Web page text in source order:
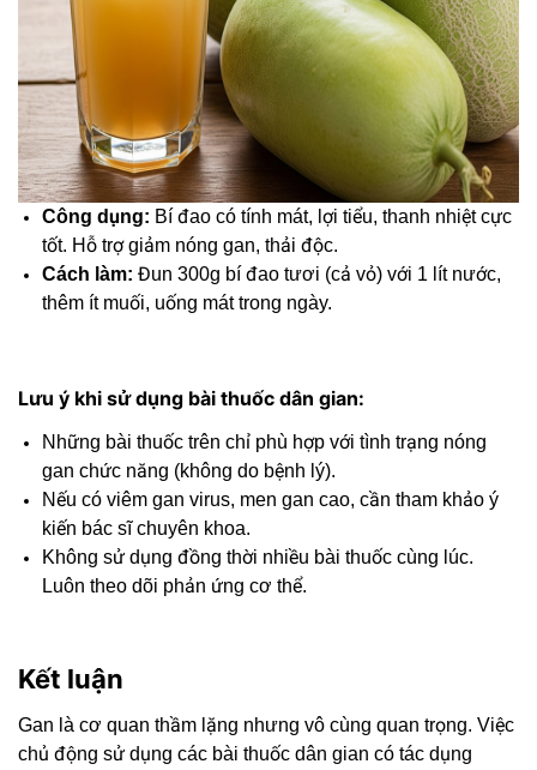
Công dụng: Bí đao có tính mát, lợi tiểu, thanh nhiệt cực
tốt. Hỗ trợ giảm nóng gan, thải độc.
Cách làm: Đun 300g bí đao tươi (cả vỏ) với 1 lít nước,
thêm ít muối, uống mát trong ngày.
Lưu ý khi sử dụng bài thuốc dân gian:
Những bài thuốc trên chỉ phù hợp với tình trạng nóng
gan chức năng (không do bệnh lý).
Nếu có viêm gan virus, men gan cao, cần tham khảo ý
kiến bác sĩ chuyên khoa.
Không sử dụng đồng thời nhiều bài thuốc cùng lúc.
Luôn theo dõi phản ứng cơ thể.
Kết luận
Gan là cơ quan thầm lặng nhưng vô cùng quan trọng. Việc
chủ động sử dụng các bài thuốc dân gian có tác dụng